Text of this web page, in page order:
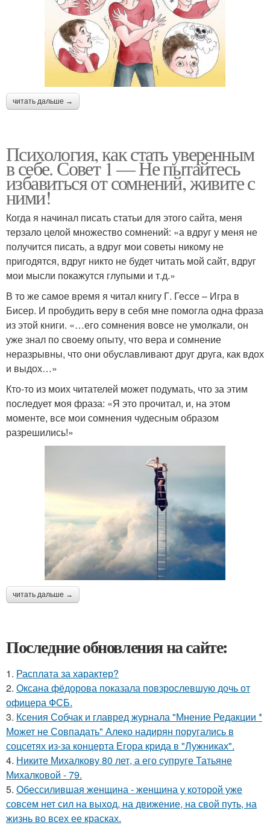
читать дальше →
Психология, как стать уверенным
в себе. Совет 1 — Не пытайтесь
избавиться от сомнений, живите с
ними!
Когда я начинал писать статьи для этого сайта, меня
терзало целой множество сомнений: «а вдруг у меня не
получится писать, а вдруг мои советы никому не
пригодятся, вдруг никто не будет читать мой сайт, вдруг
мои мысли покажутся глупыми и т.д.»
В то же самое время я читал книгу Г. Гессе – Игра в
Бисер. И пробудить веру в себя мне помогла одна фраза
из этой книги. «…его сомнения вовсе не умолкали, он
уже знал по своему опыту, что вера и сомнение
неразрывны, что они обуславливают друг друга, как вдох
и выдох…»
Кто-то из моих читателей может подумать, что за этим
последует моя фраза: «Я это прочитал, и, на этом
моменте, все мои сомнения чудесным образом
разрешились!»
читать дальше →
Последние обновления на сайте:
1. Расплата за характер?
2. Оксана фёдорова показала повзрослевшую дочь от
офицера ФСБ.
3. Ксения Собчак и главред журнала "Мнение Редакции *
Может не Совпадать" Алеко надирян поругались в
соцсетях из-за концерта Егора крида в "Лужниках".
4. Никите Михалкову 80 лет, а его супруге Татьяне
Михалковой - 79.
5. Обессилившая женщина - женщина у которой уже
совсем нет сил на выход, на движение, на свой путь, на
жизнь во всех ее красках.